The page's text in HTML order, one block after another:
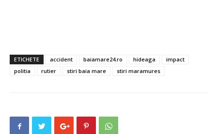
ETICHETE accident baiamare24.ro hideaga
impact
politia
rutier stiri baia mare stiri maramures